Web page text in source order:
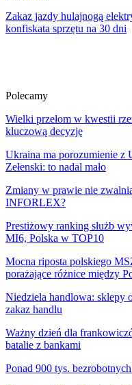
Zakaz jazdy hulajnogą
konfiskata sprzętu na 30 dni
Polecamy
Wielki przełom w kwestii
kluczową decyzję
Ukraina ma porozumienie z
Zełenski: to nadal mało
Zmiany w prawie nie
INFORLEX?
Prestiżowy ranking służb
MI6, Polska w TOP10
Mocna riposta polskiego
porażające różnice między
Niedziela handlowa: sklepy
zakaz handlu
Ważny dzień dla
batalie z bankami
Ponad 900 tys.